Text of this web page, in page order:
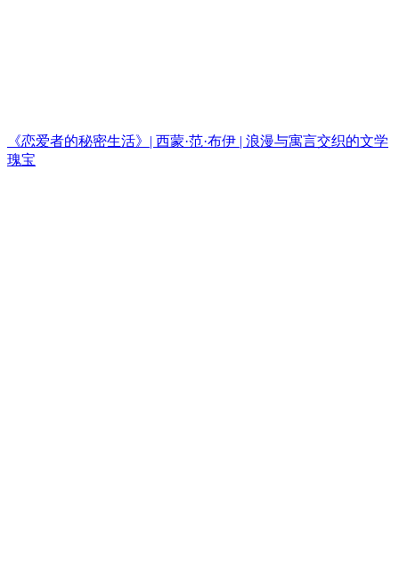
《恋爱者的秘密生活》| 西蒙·范·布伊 | 浪漫与寓言交织的文学
瑰宝